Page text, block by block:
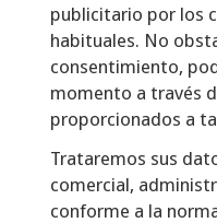
publicitario por los
habituales. No
consentimiento,
momento a través
proporcionados a
Trataremos sus
comercial,
conforme a la